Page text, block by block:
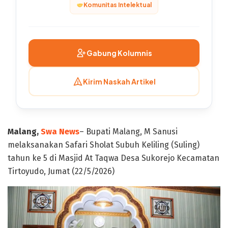
Komunitas Intelektual
Gabung Kolumnis
Kirim Naskah Artikel
‎Malang, Swa News– ‎Bupati Malang, M Sanusi
melaksanakan Safari Sholat Subuh Keliling (Suling)
tahun ke 5 di Masjid At Taqwa Desa Sukorejo Kecamatan
Tirtoyudo, Jumat (22/5/2026)‎